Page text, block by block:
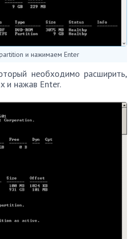
и нажимаем Enter
необходимо расширить,
и нажав Enter.